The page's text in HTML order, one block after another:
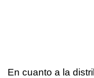
En cuanto a la